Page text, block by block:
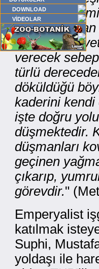
DOWNLOAD
VİDEOLAR
yaşam
görev,
fikrimizi
verecek
türlü
döküldüğü
kaderini
işte doğru
düşmektedir.
düşmanları
geçinen
çıkarıp,
görevdir."
Emperyalist
katılmak
Suphi,
yoldaşı ile